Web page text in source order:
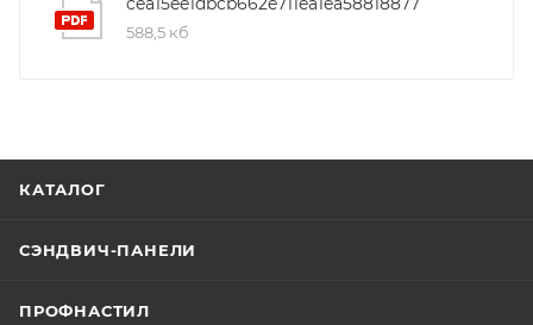
588,5 кб
КАТАЛОГ
СЭНДВИЧ-ПАНЕЛИ
ПРОФНАСТИЛ